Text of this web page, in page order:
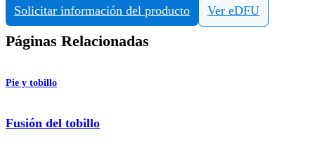
Solicitar información del producto Ver eDFU
Páginas Relacionadas
Pie y tobillo
Fusión del tobillo